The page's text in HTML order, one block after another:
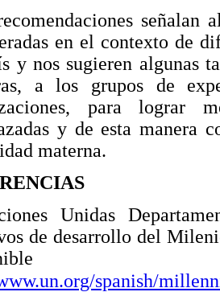
señalan
en el contexto de
y nos sugieren algunas
a los grupos de
para lograr
y de esta manera
materna.
Unidas
de desarrollo del
spanish/